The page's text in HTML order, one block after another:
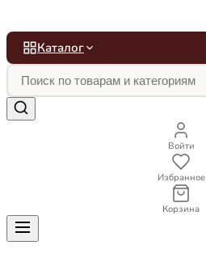
Каталог
Войти
Избранное
Корзина